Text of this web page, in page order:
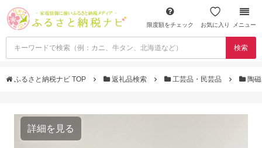
限度額をチェック お気に入り メニュー
検索
ふるさと納税ナビ TOP 返礼品検索 工芸品・民芸品 陶磁
詳細を見る